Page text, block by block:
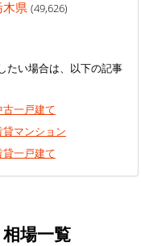
木県(49,626)
たい場合は、以下の記事
古一戸建て
貸マンション
貸一戸建て
場一覧